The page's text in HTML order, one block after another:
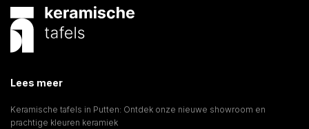
Lees meer
Keramische tafels in Putten: Ontdek onze nieuwe showroom en
prachtige kleuren keramiek